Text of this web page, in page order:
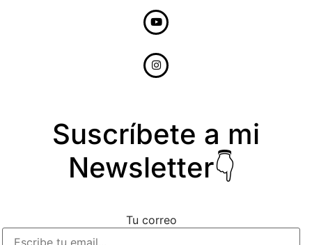
Suscríbete a mi
Newsletter👇
Tu correo